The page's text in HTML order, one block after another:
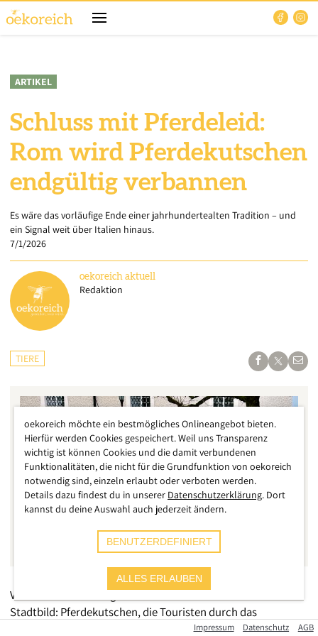
ARTIKEL
Schluss mit Pferdeleid:
Rom wird Pferdekutschen
endgültig verbannen
Es wäre das vorläufige Ende einer jahrhundertealten Tradition – und
ein Signal weit über Italien hinaus.
7/1/2026
oekoreich aktuell
Redaktion
TIERE
Vor dem Kolosseum gehören sie seit Generationen zum
Stadtbild: Pferdekutschen, die Touristen durch das
historische Rom fahren und ein Stück vergangener Zeiten
Impressum Datenschutz AGB
oekoreich möchte ein bestmögliches Onlineangebot bieten.
Hierfür werden Cookies gespeichert. Weil uns Transparenz
wichtig ist können Cookies und die damit verbundenen
Funktionalitäten, die nicht für die Grundfunktion von oekoreich
notwendig sind, einzeln erlaubt oder verboten werden.
Details dazu findest du in unserer Datenschutzerklärung. Dort
kannst du deine Auswahl auch jederzeit ändern.
BENUTZERDEFINIERT
ALLES ERLAUBEN